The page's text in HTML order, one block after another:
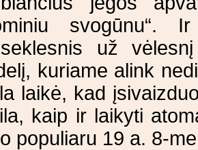
svogūnu“.
už
kuriame alink
laikė, kad
kaip ir laikyti
populiaru 19 a. 8-